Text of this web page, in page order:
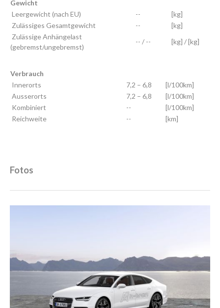
Gewicht
Leergewicht (nach EU)
--
[kg]
Zulässiges Gesamtgewicht
--
[kg]
Zulässige Anhängelast
(gebremst/ungebremst)
-- / -- [kg] / [kg]
Verbrauch
Innerorts
7,2 – 6,8
[l/100km]
Ausserorts
7,2 – 6,8
[l/100km]
Kombiniert
--
[l/100km]
Reichweite
-- [km]
Fotos